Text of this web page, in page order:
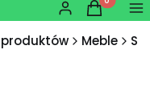
Zaloguj się
Produkty
Koszyk
Meble